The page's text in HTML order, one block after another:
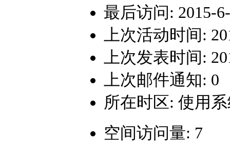
最后访问: 2015-
上次活动时间:
上次发表时间:
上次邮件通知: 0
所在时区: 使用
空间访问量: 7